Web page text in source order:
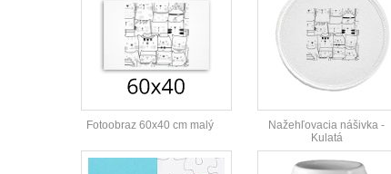
Fotoobraz 60x40 cm malý
Nažehľovacia nášivka -
Kulatá